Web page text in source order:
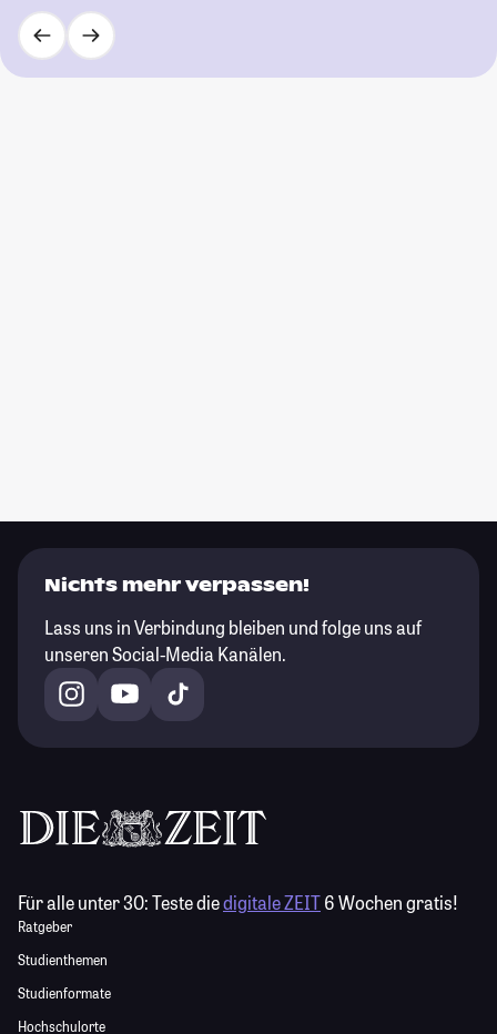
Nichts mehr verpassen!
Lass uns in Verbindung bleiben und folge uns auf
unseren Social-Media Kanälen.
Für alle unter 30:Teste diedigitale ZEIT6 Wochen gratis!
Ratgeber
Studienthemen
Studienformate
Hochschulorte